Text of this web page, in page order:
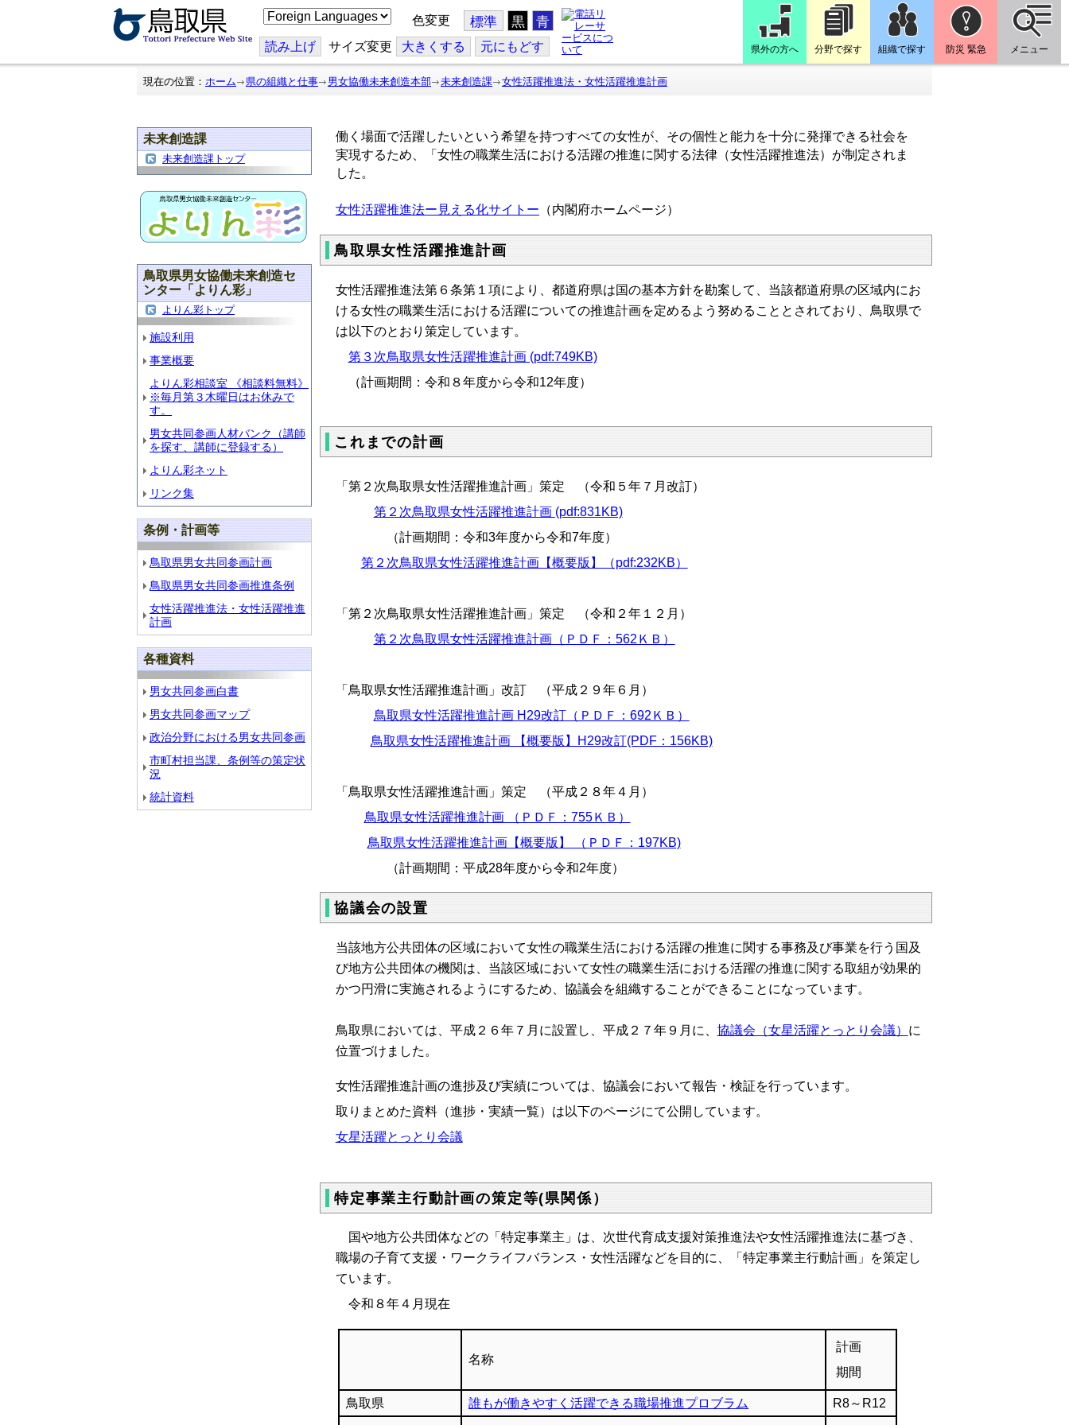
こ
の
ジ
を
翻
色変更 標準 黒 青
読み上げ サイズ変更 大きくする 元にもどす 県外の方へ 分野で探す 組織で探す 防災 緊急 メニュー
現在の位置： ホーム 県の組織と仕事 男女協働未来創造本部 未来創造課 女性活躍推進法・女性活躍推進計画
未来創造課
未来創造課トップ
鳥取県男女協働未来創造セ
ンター「よりん彩」
よりん彩トップ
施設利用
事業概要
よりん彩相談室 《相談料無料》
※毎月第３木曜日はお休みで
す。
男女共同参画人材バンク（講師
を探す、講師に登録する）
よりん彩ネット
リンク集
条例・計画等
鳥取県男女共同参画計画
鳥取県男女共同参画推進条例
女性活躍推進法・女性活躍推進
計画
各種資料
男女共同参画白書
男女共同参画マップ
政治分野における男女共同参画
市町村担当課、条例等の策定状
況
統計資料
働く場面で活躍したいという希望を持つすべての女性が、その個性と能力を十分に発揮できる社会を
実現するため、「女性の職業生活における活躍の推進に関する法律（女性活躍推進法）が制定されま
した。
女性活躍推進法ー見える化サイトー （内閣府ホームページ）
鳥取県女性活躍推進計画
女性活躍推進法第６条第１項により
、都道府県は国の基本方針を勘案して、当該都道府県の区域内にお
ける女性の職業生活における活躍についての推進計画を定めるよう努めることとされており、鳥取県で
は以下のとおり策定しています。
第３次鳥取県女性活躍推進計画 (pdf:749KB)
（計画期間：令和８年度から令和12年度）
これまでの計画
「第２次鳥取県女性活躍推進計画」策定 （令和５年７月改訂）
第２次鳥取県女性活躍推進計画 (pdf:831KB)
（計画期間：令和3年度から令和7年度）
第２次鳥取県女性活躍推進計画【概要版】（pdf:232KB）
「第２次鳥取県女性活躍推進計画」策定 （令和２年１２月）
第２次鳥取県女性活躍推進計画（ＰＤＦ：562ＫＢ）
「鳥取県女性活躍推進計画」改訂 （平成２９年６月）
鳥取県女性活躍推進計画 H29改訂（ＰＤＦ：692ＫＢ）
鳥取県女性活躍推進計画 【概要版】H29改訂(PDF：156KB)
「鳥取県女性活躍推進計画」策定 （平成２８年４月）
鳥取県女性活躍推進計画 （ＰＤＦ：755ＫＢ）
鳥取県女性活躍推進計画【概要版】 （ＰＤＦ：197KB)
（計画期間：平成28年度から令和2年度）
協議会の設置
当該地方公共団体の区域において女性の職業生活における活躍の推進に関する事務及び事業を行う国及
び地方公共団体の機関は、当該区域において女性の職業生活における活躍の推進に関する取組が効果的
かつ円滑に実施されるようにするため、協議会を組織することができることになっています。
鳥取県においては、平成２６年７月に設置し、平成２７年９月に、 協議会（女星活躍とっとり会議） に
位置づけました。
女性活躍推進計画の進捗及び実績については、協議会において報告・検証を行っています。
取りまとめた資料（進捗・実績一覧）は以下のページにて公開しています。
女星活躍とっとり会議
特定事業主行動計画の策定等(県関係）
国や地方公共団体などの「特定事業主」は、次世代育成支援対策推進法や女性活躍推進法に基づき、
職場の子育て支援・ワークライフバランス・女性活躍などを目的に、「特定事業主行動計画」を策定し
ています。
令和８年４月現在
名称
計画
期間
鳥取県 誰もが働きやすく活躍できる職場推進プロブラム R8～R12